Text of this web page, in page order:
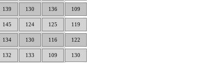
139 130 136 109
145 124 125 119
134 130 116 122
132 133 109 130